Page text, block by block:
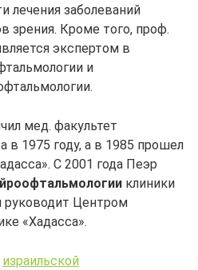
лечения заболеваний
зрения. Кроме того, проф.
экспертом в
и
мед. факультет
в 1975 году, а в 1985 прошел
C 2001 года Пеэр
клиники
руководит Центром
«Хадасса».
израильской